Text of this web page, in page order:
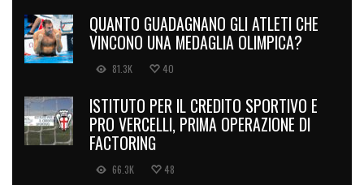
QUANTO GUADAGNANO GLI ATLETI CHE
VINCONO UNA MEDAGLIA OLIMPICA?
81.3K 40
ISTITUTO PER IL CREDITO SPORTIVO E
PRO VERCELLI, PRIMA OPERAZIONE DI
FACTORING
66.3K 48